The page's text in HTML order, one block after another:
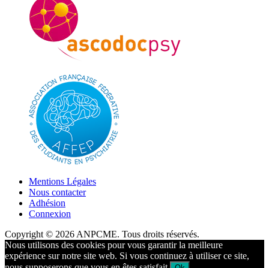
Mentions Légales
Nous contacter
Adhésion
Connexion
Copyright © 2026 ANPCME. Tous droits réservés.
Nous utilisons des cookies pour vous garantir la meilleure
expérience sur notre site web. Si vous continuez à utiliser ce site,